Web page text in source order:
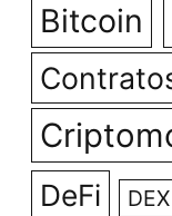
Bitcoin
DeFi DEX